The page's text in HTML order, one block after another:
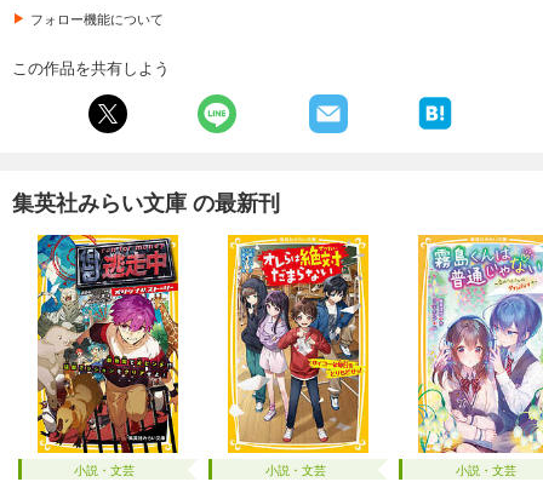
フォロー機能について
この作品を共有しよう
集英社みらい文庫 の最新刊
小説・文芸 小説・文芸 小説・文芸